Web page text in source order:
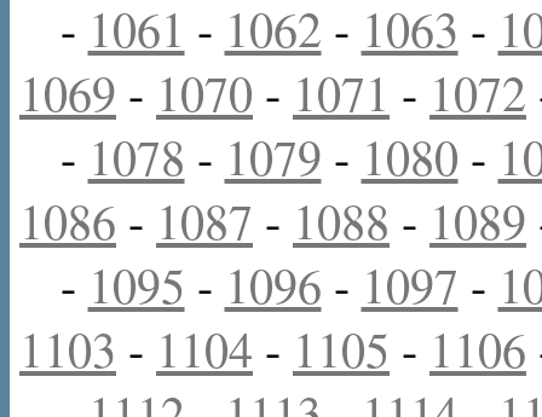
- 1061 - 1062 - 1063 -
1069 - 1070 - 1071 - 1072
- 1078 - 1079 - 1080 -
1086 - 1087 - 1088 - 1089
- 1095 - 1096 - 1097 -
1103 - 1104 - 1105 - 1106